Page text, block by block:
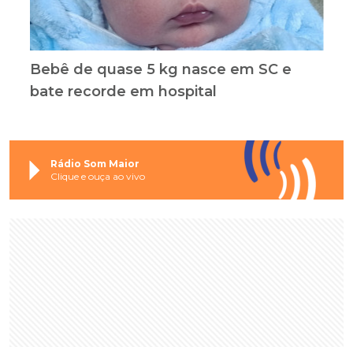
Bebê de quase 5 kg nasce em SC e
bate recorde em hospital
Rádio Som Maior
Clique e ouça ao vivo